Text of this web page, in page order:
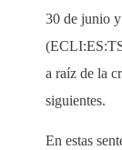
30 de junio
a raíz de la
siguientes.
En estas